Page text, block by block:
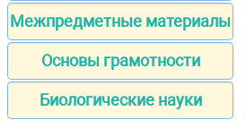
Межпредметные материалы
Основы грамотности
Биологические науки